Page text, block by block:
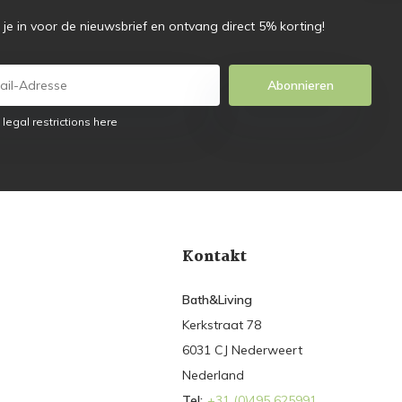
je in voor de nieuwsbrief en ontvang direct 5% korting!
Abonnieren
legal restrictions here
Kontakt
Bath&Living
Kerkstraat 78
6031 CJ Nederweert
Nederland